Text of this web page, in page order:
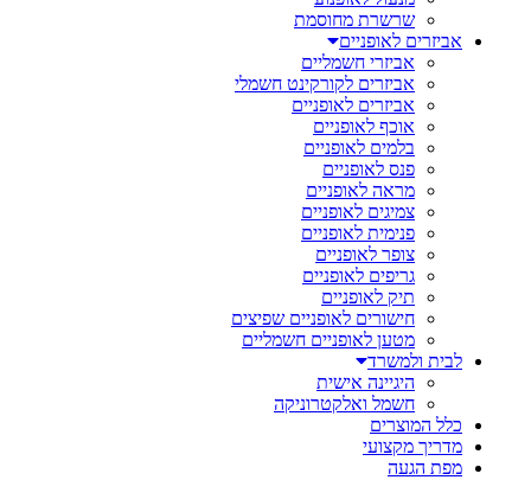
שרשרת מחוסמת
אביזרים לאופניים
אביזרי חשמליים
אביזרים לקורקינט חשמלי
אביזרים לאופניים
אוכף לאופניים
בלמים לאופניים
פנס לאופניים
מראה לאופניים
צמיגים לאופניים
פנימית לאופניים
צופר לאופניים
גריפים לאופניים
תיק לאופניים
חישורים לאופניים שפיצים
מטען לאופניים חשמליים
לבית ולמשרד
היגיינה אישית
חשמל ואלקטרוניקה
כלל המוצרים
מדריך מקצועי
מפת הגעה